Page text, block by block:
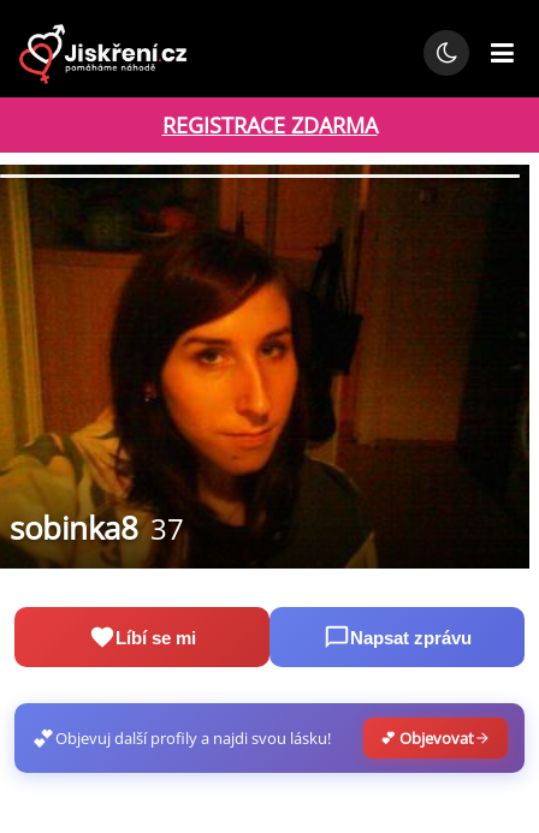
REGISTRACE ZDARMA
sobinka8 37
Líbí se mi Napsat zprávu
💕Objevuj další profily a najdi svou lásku! 💕 Objevovat